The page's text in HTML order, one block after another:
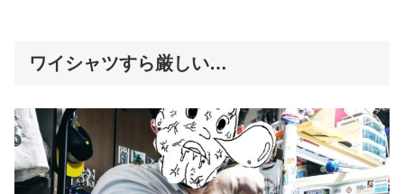
ワイシャツすら厳しい…